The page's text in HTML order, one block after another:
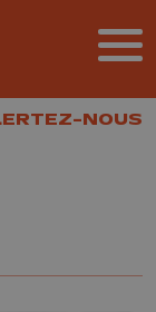
NOUS
NOUS